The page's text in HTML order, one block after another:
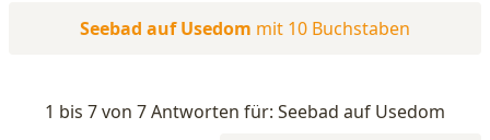
Seebad auf Usedom mit 10 Buchstaben
1 bis 7 von 7 Antworten für: Seebad auf Usedom